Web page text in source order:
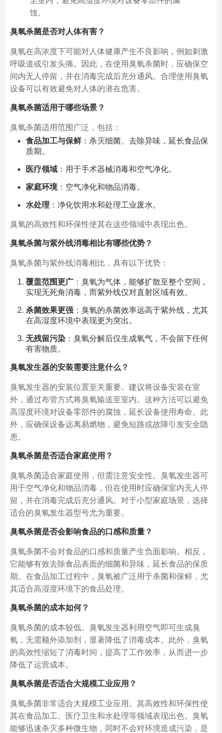
蚀。
臭氧杀菌是否对人体有害？
臭氧在高浓度下可能对人体健康产生不良影响，例如刺激
呼吸道或引发头痛。因此，在使用臭氧杀菌时，应确保空
间内无人停留，并在消毒完成后充分通风。合理使用臭氧
设备可以有效避免对人体的潜在危害。
臭氧杀菌适用于哪些场景？
臭氧杀菌适用范围广泛，包括：
食品加工与保鲜：杀灭细菌、去除异味，延长食品保
质期。
医疗领域：用于手术器械消毒和空气净化。
家庭环境：空气净化和物品消毒。
水处理 ：净化饮用水和处理工业废水。
臭氧的高效性和环保性使其在这些领域中表现出色。
臭氧杀菌与紫外线消毒相比有哪些优势？
臭氧杀菌与紫外线消毒相比，具有以下优势：
覆盖范围更广：臭氧为气体，能够扩散至整个空间，
实现无死角消毒，而紫外线仅对直射区域有效。
杀菌效果更强：臭氧的杀菌效率远高于紫外线，尤其
在高湿度环境中表现更为突出。
无残留污染：臭氧分解后仅生成氧气，不会留下任何
有害物质。
臭氧发生器的安装需要注意什么？
臭氧发生器的安装位置至关重要。建议将设备安装在室
外，通过布管方式将臭氧输送至室内。这种方法可以避免
高湿度环境对设备零部件的腐蚀，延长设备使用寿命。此
外，应确保设备远离易燃物，避免短路或故障引发安全隐
患。
臭氧杀菌是否适合家庭使用？
臭氧杀菌适合家庭使用，但需注意安全性。臭氧发生器可
用于空气净化和物品消毒，但在使用时应确保室内无人停
留，并在消毒完成后充分通风。对于小型家庭场景，选择
适合的臭氧发生器型号尤为重要。
臭氧杀菌是否会影响食品的口感和质量？
臭氧杀菌不会对食品的口感和质量产生负面影响。相反，
它能够有效去除食品表面的细菌和异味，延长食品的保质
期。在食品加工过程中，臭氧被广泛用于杀菌和保鲜，尤
其适合高湿度环境下的食品处理。
臭氧杀菌的成本如何？
臭氧杀菌的成本较低。臭氧发生器利用空气即可生成臭
氧，无需额外添加剂，显著降低了消毒成本。此外，臭氧
的高效性缩短了消毒时间，提高了工作效率，从而进一步
降低了运营成本。
臭氧杀菌是否适合大规模工业应用？
臭氧杀菌非常适合大规模工业应用。其高效性和环保性使
其在食品加工、医疗卫生和水处理等领域表现出色。臭氧
能够迅速杀灭多种微生物，同时不会对环境造成污染，是